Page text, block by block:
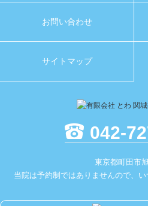
お問い合わせ
サイトマップ
042-
東京都町田市
当院は予約制ではありませんので、